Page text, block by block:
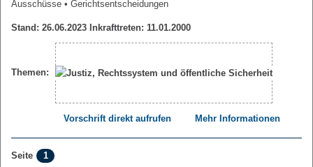
Ausschüsse • Gerichtsentscheidungen
Stand: 26.06.2023 Inkrafttreten: 11.01.2000
Themen:
Vorschrift direkt aufrufen Mehr Informationen
Seite
1